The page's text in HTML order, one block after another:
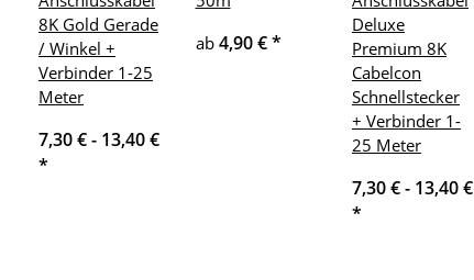
8K Gold Gerade
/ Winkel +
Verbinder 1-25
Meter
7,30 € - 13,40 €
*
ab 4,90 €*
Deluxe
Premium 8K
Cabelcon
Schnellstecker
+ Verbinder 1-
25 Meter
7,30 € - 13,40 €
*